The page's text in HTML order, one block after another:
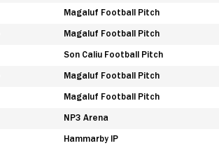
Magaluf Football Pitch
Magaluf Football Pitch
Son Caliu Football Pitch
Magaluf Football Pitch
Magaluf Football Pitch
NP3 Arena
Hammarby IP